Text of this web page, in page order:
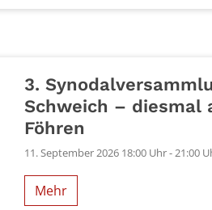
3.
Schweich – diesmal
Föhren
11. September 2026 18:00 Uhr - 21:00
Mehr